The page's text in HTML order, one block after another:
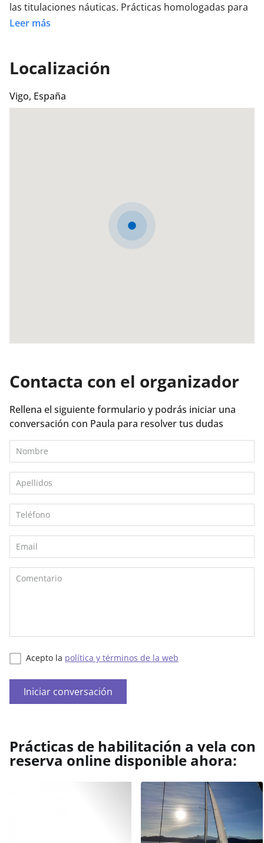
las titulaciones náuticas. Prácticas homologadas para
todas las titulaciones náuticas. Eventos náuticos.
Leer más
Localización
Vigo, España
Contacta con el organizador
Rellena el siguiente formulario y podrás iniciar una
conversación con Paula para resolver tus dudas
Acepto la política y términos de la web
Iniciar conversación
Prácticas de habilitación a vela con
reserva online disponible ahora: